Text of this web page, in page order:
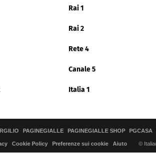
Rai 1
Rai 2
Rete 4
Canale 5
Italia 1
PAGINEGIALLE PAGINEGIALLE SHOP PGCASA
Cookie Policy Preferenze sui cookie Aiuto ©